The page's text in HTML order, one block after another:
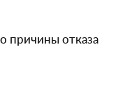
причины отказа